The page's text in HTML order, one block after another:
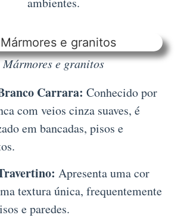
Mármores e granitos
Carrara: Conhecido por
com veios cinza suaves, é
em bancadas, pisos e
Apresenta uma cor
textura única, frequentemente
e paredes.